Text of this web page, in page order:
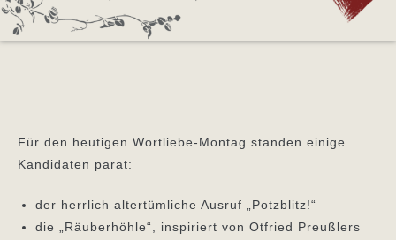
Für den heutigen Wortliebe-Montag standen einige
Kandidaten parat:
der herrlich altertümliche Ausruf „Potzblitz!“
die „Räuberhöhle“, inspiriert von Otfried Preußlers